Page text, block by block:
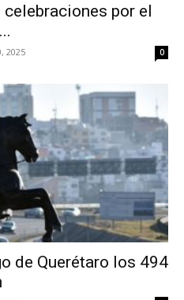
por el
2025 0
de Querétaro los 494